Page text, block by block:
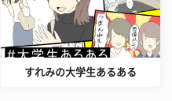
すれみの大学生あるある